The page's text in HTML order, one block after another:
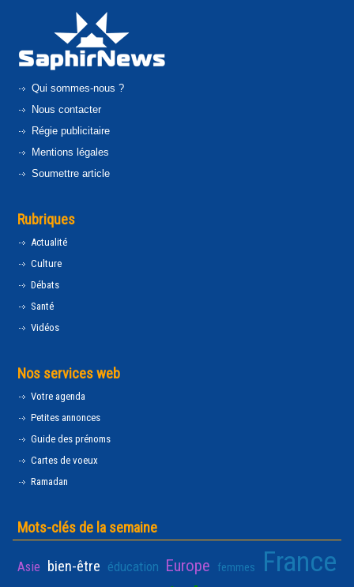
Qui sommes-nous ?
Nous contacter
Régie publicitaire
Mentions légales
Soumettre article
Rubriques
Actualité
Culture
Débats
Santé
Vidéos
Nos services web
Votre agenda
Petites annonces
Guide des prénoms
Cartes de voeux
Ramadan
Mots-clés de la semaine
Asie bien-être éducation Europe femmes France